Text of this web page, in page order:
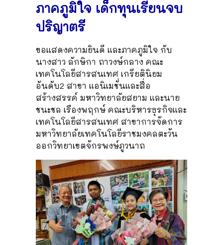
ภาคภูมิใจ เด็กทุนเรียนจบ
ปริญาตรี
ขอแสดงความยินดี และภาคภูมิใจ กับ
นางสาว ลักษิกา ถาวงษ์กลาง คณะ
เทคโนโลยีสารสนเทศ เกรียตินิยม
อันดับ2 สาขา แอนิเมชั่นและสื่อ
สร้างสรรค์ มหาวิทยาลัยสยาม และนาย
ชนะชล เรืองพฤกษ์ คณะบริหารธุรกิจและ
เทคโนโลยีสารสนเทศ สาขาการจัดการ
มหาวิทยาลัยเทคโนโลยีราชมงคลตะวัน
ออกวิทยาเขตจักรพงษ์ภูวนาถ